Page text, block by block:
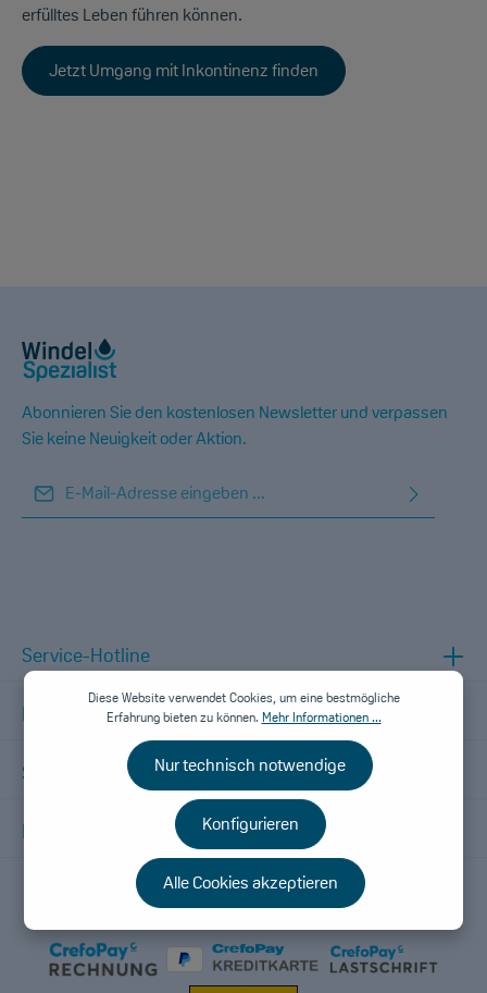
erfülltes Leben führen können.
Jetzt Umgang mit Inkontinenz finden
Abonnieren Sie den kostenlosen Newsletter und verpassen
Sie keine Neuigkeit oder Aktion.
E-Mail-Adresse*
Zeichen ein*
Folge uns
Service-Hotline
Informationen
Shopservice
Diese Website verwendet Cookies, um eine bestmögliche
Erfahrung bieten zu können. Mehr Informationen ...
Nur technisch notwendige
Konfigurieren
Alle Cookies akzeptieren